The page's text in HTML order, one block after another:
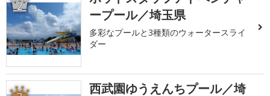
2
ープール／埼玉県
多彩なプールと3種類のウォータースライ
ダー
西武園ゆうえんちプール／埼